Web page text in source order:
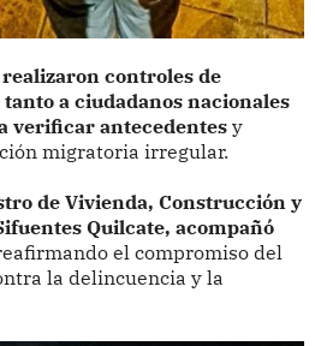
controles de
a ciudadanos nacionales
verificar antecedentesy
migratoria irregular.
de Vivienda, Construcción y
Quilcate, acompañó
el compromiso del
la delincuencia y la